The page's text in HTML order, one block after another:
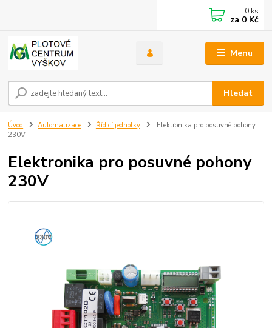
Menu
Hledat
0 ks
za 0 Kč
Úvod Automatizace Řídicí jednotky
Elektronika pro posuvné pohony
230V
Elektronika pro posuvné pohony
230V